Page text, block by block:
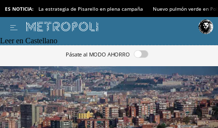
ES NOTICIA: La estrategia de Pisarello en plena campaña Nuevo pulmón verde en
Leer en Castellano
Pásate al MODO AHORRO